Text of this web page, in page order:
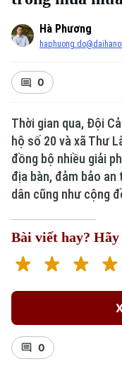
Hà Phương
0
Thời gian qua, Đội
hộ số 20 và xã Thư
đồng bộ nhiều giải
địa bàn, đảm bảo
dân cũng như cộng
Bài viết hay?
0